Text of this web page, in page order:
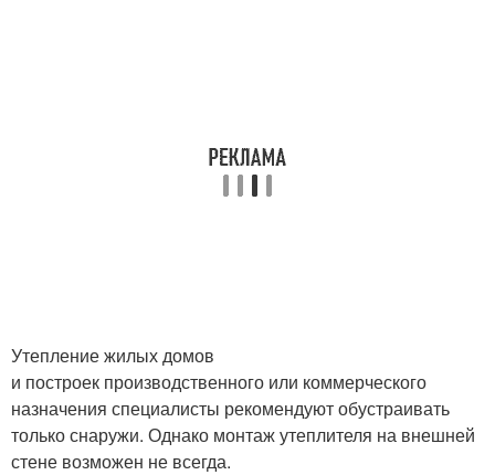
Утепление жилых домов
и построек производственного или коммерческого
назначения специалисты рекомендуют обустраивать
только снаружи. Однако монтаж утеплителя на внешней
стене возможен не всегда.